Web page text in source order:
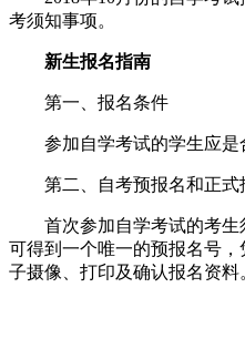
考须知事项。
新生报名指南
第一、报名条件
参加自学考试的学生应是合
第二、自考预报名和正式
首次参加自学考试的考生须
可得到一个唯一的预报名号
子摄像、打印及确认报名资料